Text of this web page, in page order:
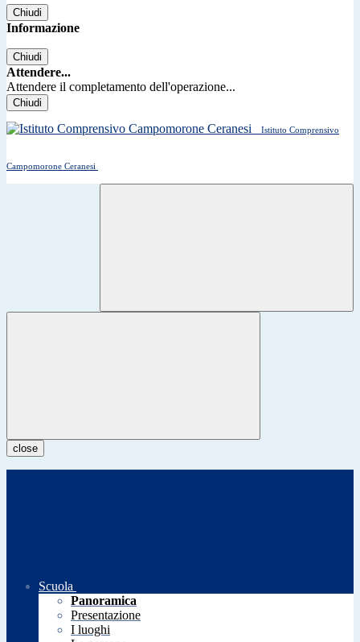
Chiudi
Informazione
Chiudi
Attendere...
Attendere il completamento dell'operazione...
Chiudi
Istituto Comprensivo
Campomorone Ceranesi
close
Scuola
Panoramica
Presentazione
I luoghi